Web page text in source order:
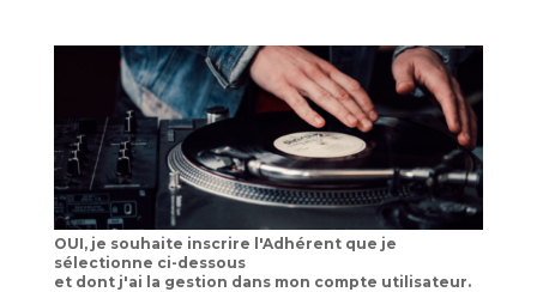
OUI, je souhaite inscrire l'Adhérent que je
sélectionne ci-dessous
et dont j'ai la gestion dans mon compte utilisateur.